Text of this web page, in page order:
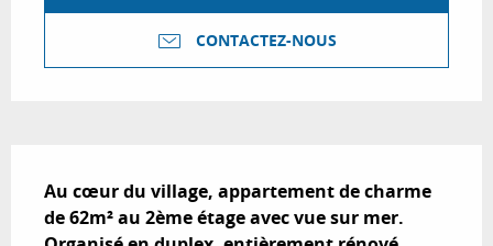
CONTACTEZ-NOUS
Au cœur du village, appartement de charme
de 62m² au 2ème étage avec vue sur mer.